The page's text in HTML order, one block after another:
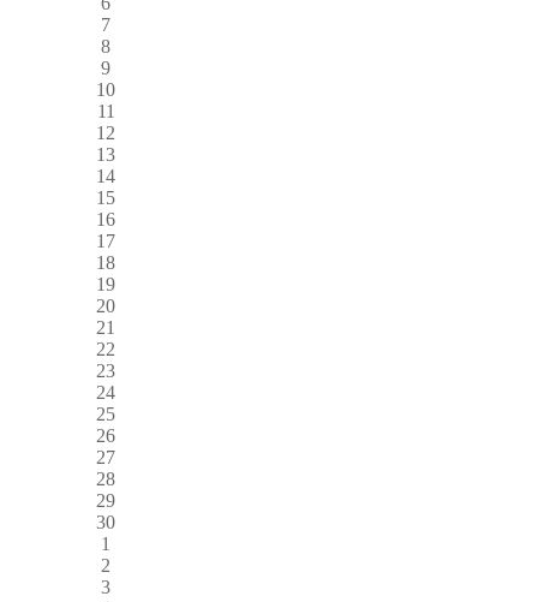
7
8
9
10
11
12
13
14
15
16
17
18
19
20
21
22
23
24
25
26
27
28
29
30
1
2
3